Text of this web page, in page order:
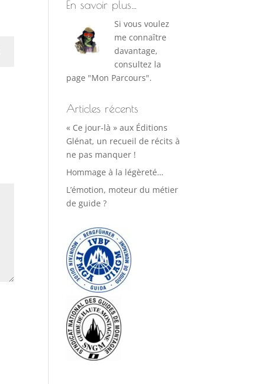
En savoir plus…
Si vous voulez
me connaître
davantage,
consultez la
page "Mon Parcours".
Articles récents
« Ce jour-là » aux Éditions
Glénat, un recueil de récits à
ne pas manquer !
Hommage à la légèreté…
L’émotion, moteur du métier
de guide ?